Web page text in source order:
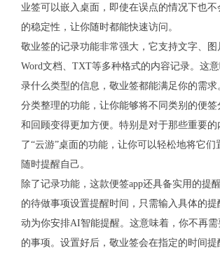
业签可以嵌入桌面，即使在误点的情况下也
的稳定性，让你随时都能快速访问。
敬业签的记录功能非常强大，它支持文字、图
Word文档、 TXT等多种格式的内容记录。这
录什么类型的信息，敬业签都能满足你的需求
分类整理的功能，让你能够将不同类别的便
和回顾变得更加方便。特别是对于那些重要
了“云游”桌面的功能，让你可以轻松地将它们
随时提醒自己。
除了记录功能，这款便签app还具备实用的提
的待做事项设置提醒时间，只需输入具体的
动为你安排AI智能提醒。这意味着，你不再
的事项。设置好后，敬业签会在指定的时间